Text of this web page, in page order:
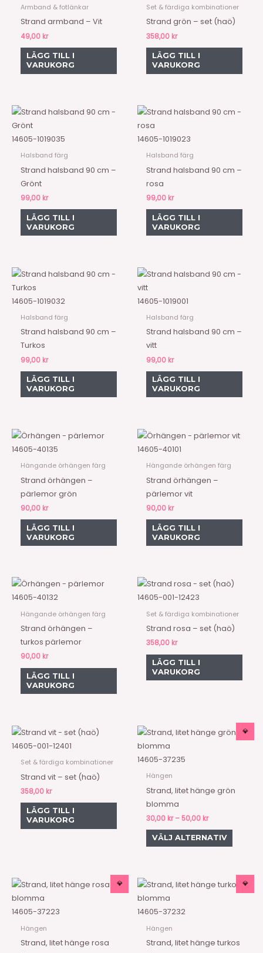
Armband & fotlänkar
Strand armband – Vit
49,00 kr
LÄGG TILL I
VARUKORG
Set & färdiga kombinationer
Strand grön – set (haö)
358,00 kr
LÄGG TILL I
VARUKORG
14605-1019035
Halsband färg
Strand halsband 90 cm –
Grönt
99,00 kr
LÄGG TILL I
VARUKORG
14605-1019023
Halsband färg
Strand halsband 90 cm –
rosa
99,00 kr
LÄGG TILL I
VARUKORG
14605-1019032
Halsband färg
Strand halsband 90 cm –
Turkos
99,00 kr
LÄGG TILL I
VARUKORG
14605-1019001
Halsband färg
Strand halsband 90 cm –
vitt
99,00 kr
LÄGG TILL I
VARUKORG
14605-40135
Hängande örhängen färg
Strand örhängen –
pärlemor grön
90,00 kr
LÄGG TILL I
VARUKORG
14605-40101
Hängande örhängen färg
Strand örhängen –
pärlemor vit
90,00 kr
LÄGG TILL I
VARUKORG
14605-40132
Hängande örhängen färg
Strand örhängen –
turkos pärlemor
90,00 kr
LÄGG TILL I
VARUKORG
14605-001-12423
Set & färdiga kombinationer
Strand rosa – set (haö)
358,00 kr
LÄGG TILL I
VARUKORG
14605-001-12401
Set & färdiga kombinationer
Strand vit – set (haö)
358,00 kr
LÄGG TILL I
VARUKORG
💎
14605-37235
Hängen
Strand, litet hänge grön
blomma
30,00 kr – 50,00 kr
Prisintervall:
30,00 kr
VÄLJ ALTERNATIV
Den
på
💎
14605-37223
Hängen
Strand, litet hänge rosa
Prisintervall:
30,00 kr
Den
produkten
💎
14605-37232
Hängen
Strand, litet hänge turkos
Prisintervall:
30,00 kr
Den